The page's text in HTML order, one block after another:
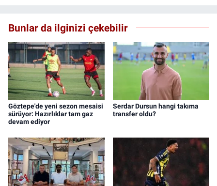
Bunlar da ilginizi çekebilir
Göztepe'de yeni sezon mesaisi
sürüyor: Hazırlıklar tam gaz
devam ediyor
Serdar Dursun hangi takıma
transfer oldu?